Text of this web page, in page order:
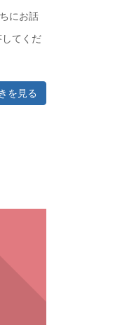
にお話
してくだ
を見る